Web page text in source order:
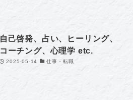
自己啓発、占い、ヒーリング、
コーチング、心理学 etc.
2025-05-14 仕事・転職